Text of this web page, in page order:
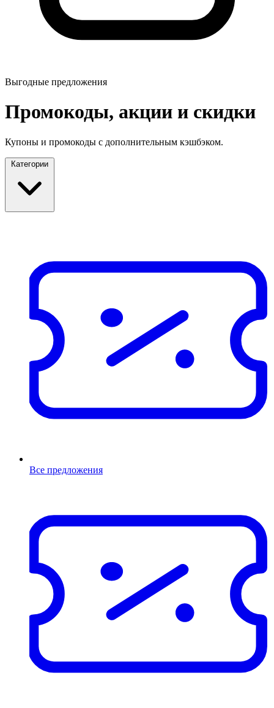
Выгодные предложения
Промокоды, акции и скидки
Купоны и промокоды с дополнительным кэшбэком.
Категории
Все предложения